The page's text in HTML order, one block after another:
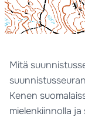
Mitä
Kenen
mielenkiinnolla